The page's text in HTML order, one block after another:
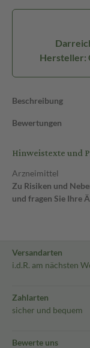
Hersteller:
Beschreibung
Bewertungen
Hinweistexte und
Arzneimittel
Zu Risiken und
und fragen Sie Ihre
Versandarten
i.d.R. am nächsten
Zahlarten
sicher und bequem
Bewerte uns